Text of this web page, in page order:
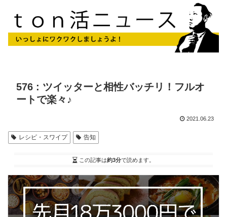
576 : ツイッターと相性バッチリ！フルオ
ートで楽々♪
2021.06.23
レシピ・スワイプ 告知
この記事は約3分で読めます。